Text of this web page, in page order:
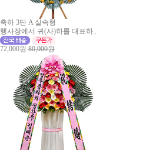
축하 3단 A 실속형
행사장에서 귀(사)하를 대표하..
72,000원 80,000원